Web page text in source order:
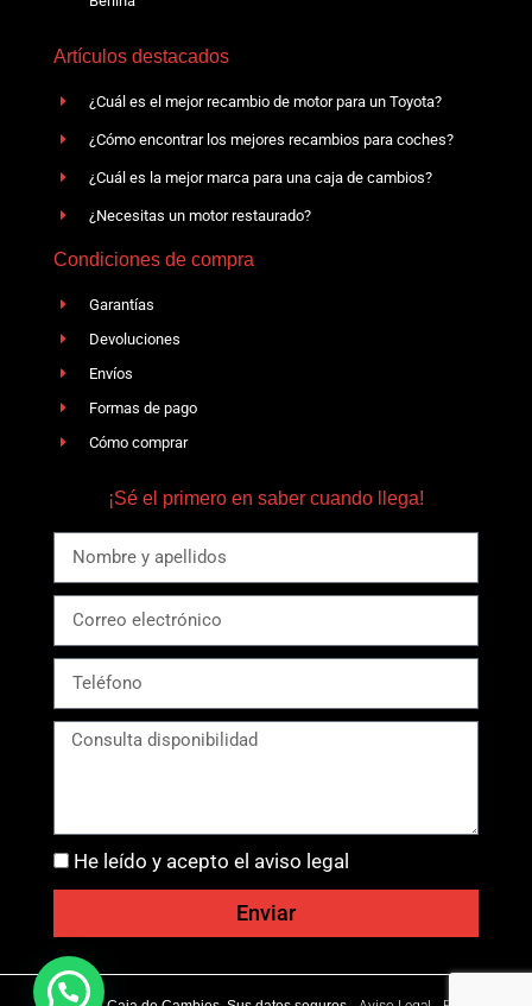
Artículos destacados
¿Cuál es el mejor recambio de motor para un Toyota?
¿Cómo encontrar los mejores recambios para coches?
¿Cuál es la mejor marca para una caja de cambios?
¿Necesitas un motor restaurado?
Condiciones de compra
Garantías
Devoluciones
Envíos
Formas de pago
Cómo comprar
¡Sé el primero en saber cuando llega!
He leído y acepto el aviso legal
Enviar